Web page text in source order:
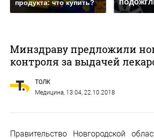
продукта: что купить?
Минздраву предложили
контроля за выдачей
ТОЛК
Медицина, 13:04, 22.10.2018
Правительство Новгородской